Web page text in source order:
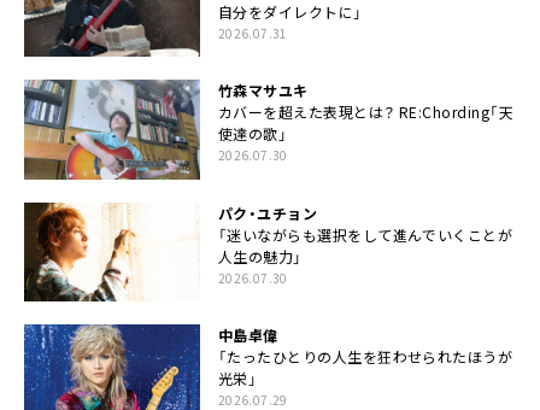
自分をダイレクトに」
2026.07.31
竹森マサユキ
カバーを超えた表現とは？ RE:Chording「天
使達の歌」
2026.07.30
パク・ユチョン
「迷いながらも選択をして進んでいくことが
人生の魅力」
2026.07.30
中島卓偉
「たったひとりの人生を狂わせられたほうが
光栄」
2026.07.29